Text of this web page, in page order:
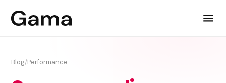
Blog/Performance